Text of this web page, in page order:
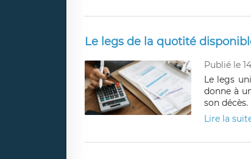
Le legs de la quotité
Publié le
Le legs
donne à
son décès.
Lire la